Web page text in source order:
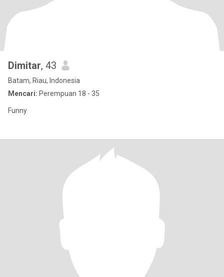
Dimitar, 43
Batam, Riau, Indonesia
Mencari: Perempuan 18 - 35
Funny